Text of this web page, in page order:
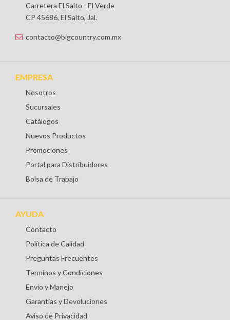
Carretera El Salto - El Verde
CP 45686, El Salto, Jal.
contacto@bigcountry.com.mx
EMPRESA
Nosotros
Sucursales
Catálogos
Nuevos Productos
Promociones
Portal para Distribuidores
Bolsa de Trabajo
AYUDA
Contacto
Política de Calidad
Preguntas Frecuentes
Terminos y Condiciones
Envio y Manejo
Garantías y Devoluciones
Aviso de Privacidad